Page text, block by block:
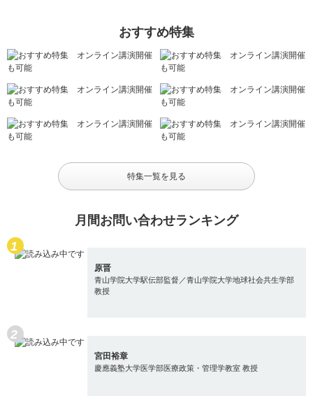
おすすめ特集
特集一覧を見る
月間お問い合わせランキング
原晋
青山学院大学駅伝部監督／青山学院大学地球社会共生学部
教授
宮田裕章
慶應義塾大学医学部医療政策・管理学教室 教授